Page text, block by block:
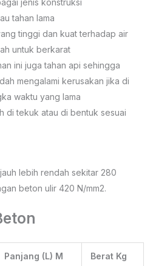
tahan lama
tinggi dan kuat terhadap air
untuk berkarat
ini juga tahan api sehingga
mengalami kerusakan jika di
waktu yang lama
di tekuk atau di bentuk sesuai
lebih rendah sekitar 280
beton ulir 420 N/mm2.
Panjang (L) M Berat Kg